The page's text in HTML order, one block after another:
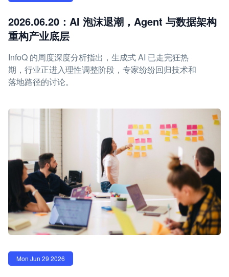
2026.06.20：AI 泡沫退潮，Agent 与数据架构
重构产业底层
InfoQ 的周度深度分析指出，生成式 AI 已走完狂热
期，行业正进入理性调整阶段，专家纷纷回归技术和
落地路径的讨论。
Mon Jun 29 2026